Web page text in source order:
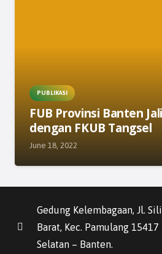
PUBLIKASI
FUB Provinsi Banten
dengan FKUB Tangsel
June 18, 2022
Gedung Kelembagaan, Jl.
Barat, Kec. Pamulang
Selatan – Banten.